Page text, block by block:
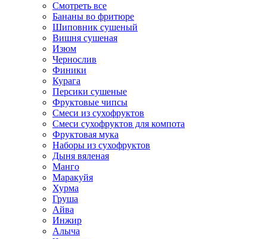
Смотреть все
Бананы во фритюре
Шиповник сушеный
Вишня сушеная
Изюм
Чернослив
Финики
Курага
Персики сушеные
Фруктовые чипсы
Смеси из сухофруктов
Смеси сухофруктов для компота
Фруктовая мука
Наборы из сухофруктов
Дыня вяленая
Манго
Маракуйя
Хурма
Груша
Айва
Инжир
Алыча